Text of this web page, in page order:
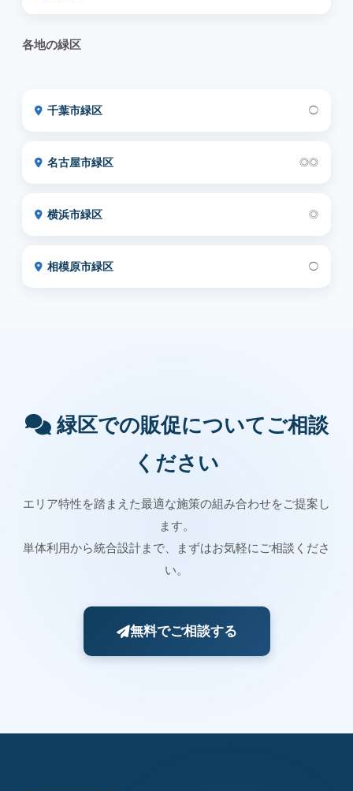
各地の緑区
千葉市緑区 ◯
名古屋市緑区 ◎◎
横浜市緑区 ◎
相模原市緑区 ◯
緑区での販促についてご相談
ください
エリア特性を踏まえた最適な施策の組み合わせをご提案し
ます。
単体利用から統合設計まで、まずはお気軽にご相談くださ
い。
無料でご相談する